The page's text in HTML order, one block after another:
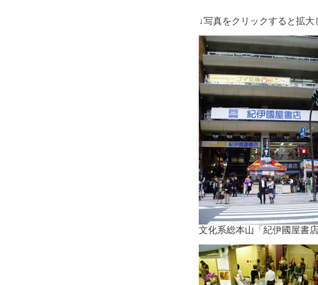
↓写真をクリックすると拡大
文化系総本山「紀伊國屋書